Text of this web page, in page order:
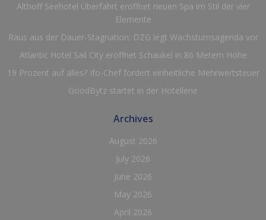
Althoff Seehotel Überfahrt eröffnet neuen Spa im Stil der vier
Elemente
Raus aus der Dauer-Stagnation: DZG legt Wachstumsagenda vor
Atlantic Hotel Sail City eröffnet Schaukel in 86 Metern Höhe
19 Prozent auf alles? Ifo-Chef fordert einheitliche Mehrwertsteuer
GoodBytz startet in der Hotellerie
Archives
August 2026
July 2026
June 2026
May 2026
April 2026